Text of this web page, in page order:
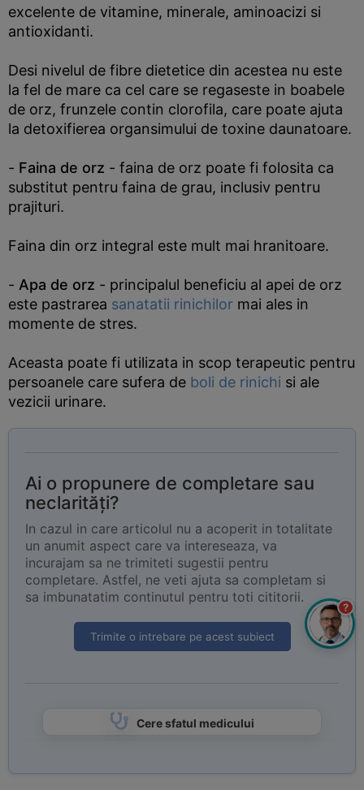
excelente de vitamine, minerale, aminoacizi si
antioxidanti.
Desi nivelul de fibre dietetice din acestea nu este
la fel de mare ca cel care se regaseste in boabele
de orz, frunzele contin clorofila, care poate ajuta
la detoxifierea organsimului de toxine daunatoare.
- Faina de orz - faina de orz poate fi folosita ca
substitut pentru faina de grau, inclusiv pentru
prajituri.
Faina din orz integral este mult mai hranitoare.
- Apa de orz - principalul beneficiu al apei de orz
este pastrarea sanatatii rinichilor mai ales in
momente de stres.
Aceasta poate fi utilizata in scop terapeutic pentru
persoanele care sufera de boli de rinichi si ale
vezicii urinare.
Ai o propunere de completare sau
neclarități?
In cazul in care articolul nu a acoperit in totalitate
un anumit aspect care va intereseaza, va
incurajam sa ne trimiteti sugestii pentru
completare. Astfel, ne veti ajuta sa completam si
sa imbunatatim continutul pentru toti cititorii.
Trimite o intrebare pe acest subiect
Cere sfatul medicului
?